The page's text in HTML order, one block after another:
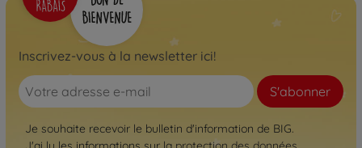
Inscrivez-vous à la newsletter ici!
S'abonner
Je souhaite recevoir le bulletin d'information de BIG.